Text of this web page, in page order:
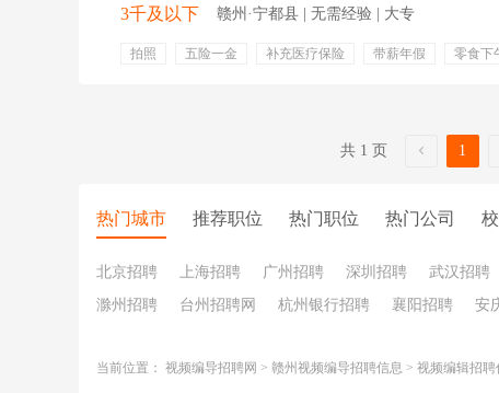
3千及以下 赣州·宁都县 | 无需经验 | 大专
拍照 五险一金 补充医疗保险 带薪年假 零食下
共 1 页 1
热门城市 推荐职位 热门职位 热门公司
北京招聘 上海招聘 广州招聘 深圳招聘 武汉招聘
滁州招聘
台州招聘网 杭州银行招聘 襄阳招聘 安
当前位置： 视频编导招聘网 > 赣州视频编导招聘信息 > 视频编辑招聘